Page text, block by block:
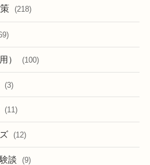
(218)
） (100)
(3)
(11)
(12)
談 (9)